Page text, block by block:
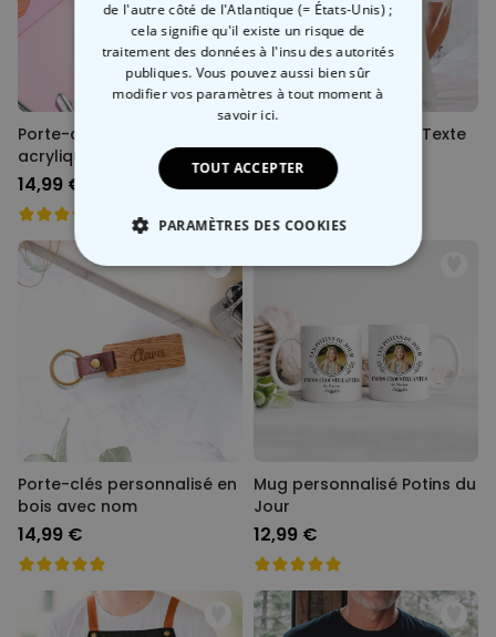
Porte-clés personnalisé en
acrylique avec photo et
texte
14,99 €
T-shirt personnalisé Texte
29,99 €
Porte-clés personnalisé en
bois avec nom
14,99 €
Mug personnalisé Potins du
Jour
12,99 €
de l'autre côté de l'Atlantique (= États-Unis) ;
cela signifie qu'il existe un risque de
traitement des données à l'insu des autorités
publiques. Vous pouvez aussi bien sûr
modifier vos paramètres à tout momentà
savoir ici.
TOUT ACCEPTER
PARAMÈTRES DES COOKIES
STRICTEMENT NÉCESSAIRE
PERFORMANCE
COMMERCIALISATION